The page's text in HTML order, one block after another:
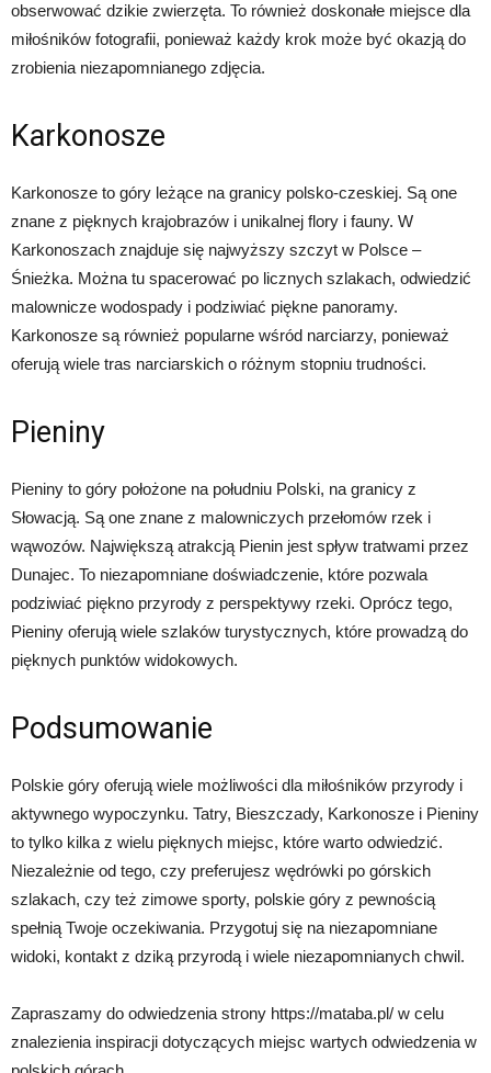
obserwować dzikie zwierzęta. To również doskonałe miejsce dla
miłośników fotografii, ponieważ każdy krok może być okazją do
zrobienia niezapomnianego zdjęcia.
Karkonosze
Karkonosze to góry leżące na granicy polsko-czeskiej. Są one
znane z pięknych krajobrazów i unikalnej flory i fauny. W
Karkonoszach znajduje się najwyższy szczyt w Polsce –
Śnieżka. Można tu spacerować po licznych szlakach, odwiedzić
malownicze wodospady i podziwiać piękne panoramy.
Karkonosze są również popularne wśród narciarzy, ponieważ
oferują wiele tras narciarskich o różnym stopniu trudności.
Pieniny
Pieniny to góry położone na południu Polski, na granicy z
Słowacją. Są one znane z malowniczych przełomów rzek i
wąwozów. Największą atrakcją Pienin jest spływ tratwami przez
Dunajec. To niezapomniane doświadczenie, które pozwala
podziwiać piękno przyrody z perspektywy rzeki. Oprócz tego,
Pieniny oferują wiele szlaków turystycznych, które prowadzą do
pięknych punktów widokowych.
Podsumowanie
Polskie góry oferują wiele możliwości dla miłośników przyrody i
aktywnego wypoczynku. Tatry, Bieszczady, Karkonosze i Pieniny
to tylko kilka z wielu pięknych miejsc, które warto odwiedzić.
Niezależnie od tego, czy preferujesz wędrówki po górskich
szlakach, czy też zimowe sporty, polskie góry z pewnością
spełnią Twoje oczekiwania. Przygotuj się na niezapomniane
widoki, kontakt z dziką przyrodą i wiele niezapomnianych chwil.
Zapraszamy do odwiedzenia strony https://mataba.pl/ w celu
znalezienia inspiracji dotyczących miejsc wartych odwiedzenia w